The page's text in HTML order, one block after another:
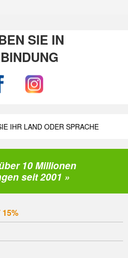
SIE IN
IHR LAND ODER SPRACHE
10 Millionen
seit 2001 »
15%